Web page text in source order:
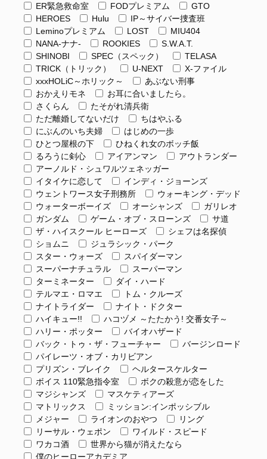
ER緊急救命室
FODプレミアム
GTO
HEROES
Hulu
IP～サイバー捜査班
Leminoプレミアム
LOST
MIU404
NANA-ナナ-
ROOKIES
S.W.A.T.
SHINOBI
SPEC（スペック）
TELASA
TRICK（トリック）
U-NEXT
X-ファイル
xxxHOLiC～ホリック～
あぶない刑事
おかえりモネ
お耳に合いましたら。
さくらん
たそがれ清兵衛
ただ離婚してないだけ
ちはやふる
にぶんのいち夫婦
はじめの一歩
ひとつ屋根の下
ひねくれ女のボッチ飯
るろうに剣心
アイアンマン
アウトランダー
アーノルド・シュワルツェネッガー
イタイケに恋して
インディ・ジョーンズ
ウェントワース女子刑務所
ウォーキング・デッド
ウォーターボーイズ
オーシャンズ
ガリレオ
ガンダム
ゲーム・オブ・スローンズ
サ道
ザ・ハイスクール ヒーローズ
シェフは名探偵
ショムニ
ジュラシック・パーク
スター・ウォーズ
スパイダーマン
スーパーナチュラル
スーパーマン
ターミネーター
ダイ・ハード
テルマエ・ロマエ
トム・クルーズ
ナイトライダー
ナイト・ドクター
ハイキュー!!
ハコヅメ ～たたかう! 交番女子～
ハリー・ポッター
バイオハザード
バック・トゥ・ザ・フューチャー
バージンロード
パイレーツ・オブ・カリビアン
プリズン・ブレイク
ヘルタースケルター
ボイス 110緊急指令室
ボクの殺意が恋をした
マジシャンズ
マスケティアーズ
マトリックス
ミッション:インポッシブル
メジャー
ライオンのおやつ
リング
リーサル・ウェポン
ワイルド・スピード
ワカコ酒
世界から猫が消えたなら
僕のヒーローアカデミア